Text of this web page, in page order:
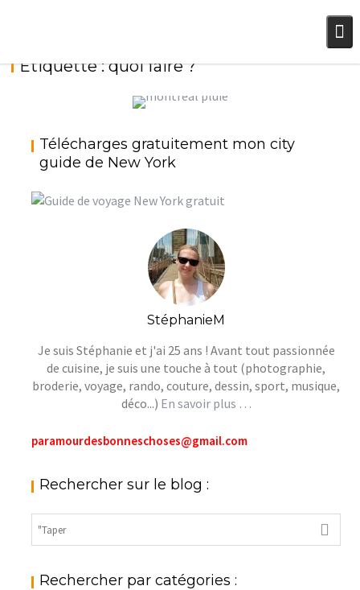
Étiquette :quoi faire ?
QUOI FAIRE À MONTRÉAL LES JOURS DE PLUIE
? {QUÉBEC #3}
Télécharges gratuitement mon city
guide de New York
StéphanieM
Je suis Stéphanie et j'ai 25 ans ! Avant tout passionnée
de cuisine, je suis une touche à tout (photographie,
broderie, voyage, rando, couture, dessin, sport, musique,
déco...) En savoir plus …
paramourdesbonneschoses@gmail.com
Rechercher sur le blog :
Rechercher par catégories :